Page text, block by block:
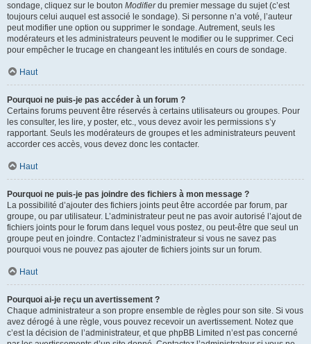
sondage, cliquez sur le bouton Modifierdu premier message du sujet (c’est
toujours celui auquel est associé le sondage). Si personne n’a voté, l’auteur
peut modifier une option ou supprimer le sondage. Autrement, seuls les
modérateurs et les administrateurs peuvent le modifier ou le supprimer. Ceci
pour empêcher le trucage en changeant les intitulés en cours de sondage.
Haut
Pourquoi ne puis-je pas accéder à un forum ?
Certains forums peuvent être réservés à certains utilisateurs ou groupes. Pour
les consulter, les lire, y poster, etc., vous devez avoir les permissions s’y
rapportant. Seuls les modérateurs de groupes et les administrateurs peuvent
accorder ces accès, vous devez donc les contacter.
Haut
Pourquoi ne puis-je pas joindre des fichiers à mon message ?
La possibilité d’ajouter des fichiers joints peut être accordée par forum, par
groupe, ou par utilisateur. L’administrateur peut ne pas avoir autorisé l’ajout de
fichiers joints pour le forum dans lequel vous postez, ou peut-être que seul un
groupe peut en joindre. Contactez l’administrateur si vous ne savez pas
pourquoi vous ne pouvez pas ajouter de fichiers joints sur un forum.
Haut
Pourquoi ai-je reçu un avertissement ?
Chaque administrateur a son propre ensemble de règles pour son site. Si vous
avez dérogé à une règle, vous pouvez recevoir un avertissement. Notez que
c’est la décision de l’administrateur, et que phpBB Limited n’est pas concerné